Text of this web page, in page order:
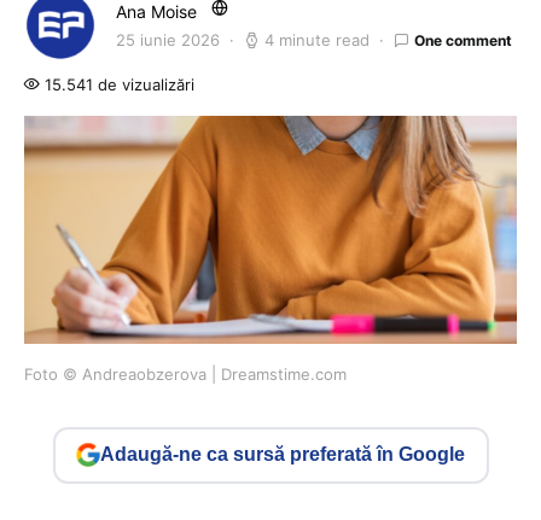
Ana Moise
25 iunie 2026 4 minute read One comment
15.541 de vizualizări
Foto © Andreaobzerova | Dreamstime.com
Adaugă-ne ca sursă preferată în Google